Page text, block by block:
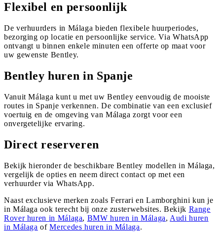
Flexibel en persoonlijk
De verhuurders in Málaga bieden flexibele huurperiodes,
bezorging op locatie en persoonlijke service. Via WhatsApp
ontvangt u binnen enkele minuten een offerte op maat voor
uw gewenste Bentley.
Bentley huren in Spanje
Vanuit Málaga kunt u met uw Bentley eenvoudig de mooiste
routes in Spanje verkennen. De combinatie van een exclusief
voertuig en de omgeving van Málaga zorgt voor een
onvergetelijke ervaring.
Direct reserveren
Bekijk hieronder de beschikbare Bentley modellen in Málaga,
vergelijk de opties en neem direct contact op met een
verhuurder via WhatsApp.
Naast exclusieve merken zoals Ferrari en Lamborghini kun je
in Málaga ook terecht bij onze zusterwebsites. Bekijk Range
Roverhuren in Málaga, BMW huren inMálaga, Audi huren
in Málaga ofMercedes huren in Málaga.